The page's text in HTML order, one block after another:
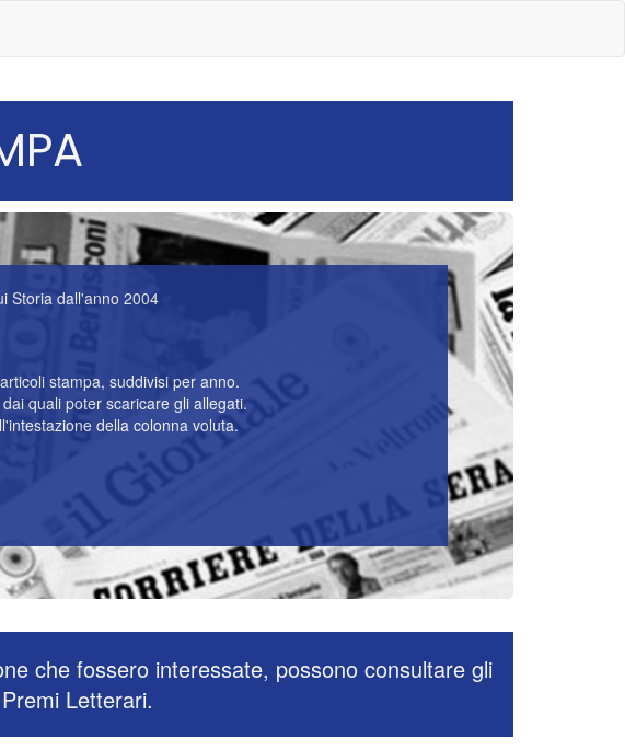
Storia dall'anno 2004
stampa, suddivisi per anno.
quali poter scaricare gli allegati.
della colonna voluta.
che fossero interessate, possono consultare gli
Letterari.